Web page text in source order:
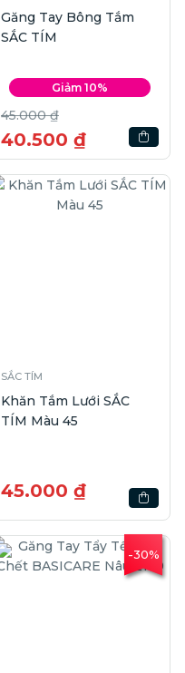
Găng Tay Bông Tắm
SẮC TÍM
Giảm 10%
45.000 ₫
40.500 ₫
SẮC TÍM
Khăn Tắm Lưới SẮC
TÍM Màu 45
45.000 ₫
-30%